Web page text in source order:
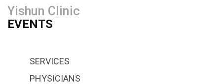
Yishun Clinic
EVENTS
SERVICES
PHYSICIANS